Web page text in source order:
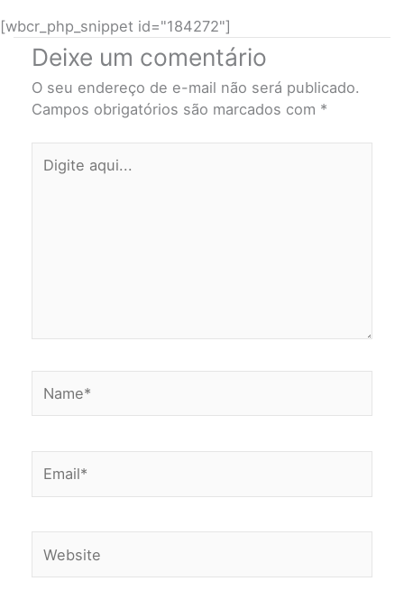
[wbcr_php_snippet id="184272"]
Deixe um comentário
O seu endereço de e-mail não será publicado.
Campos obrigatórios são marcados com *
aqui...